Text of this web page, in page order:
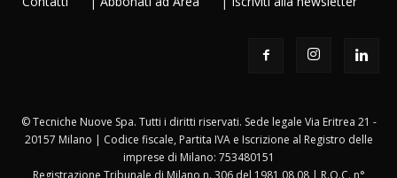
© Tecniche Nuove Spa. Tutti i diritti riservati. Sede legale Via Eritrea 21 -
20157 Milano | Codice fiscale, Partita IVA e Iscrizione al Registro delle
imprese di Milano: 753480151
Registrazione Tribunale di Milano n. 306 del 1981 08 08 | R.O.C. n°